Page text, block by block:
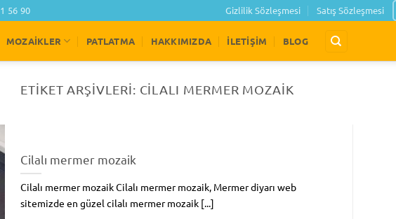
56 90 Gizlilik Sözleşmesi Satış Sözleşmesi
MOZAIKLER PATLATMA HAKKIMIZDA İLETIŞIM BLOG
ETIKET ARŞIVLERI: CILALI MERMER MOZAIK
Cilalı mermer mozaik
Cilalı mermer mozaik Cilalı mermer mozaik, Mermer diyarı web
sitemizde en güzel cilalı mermer mozaik [...]